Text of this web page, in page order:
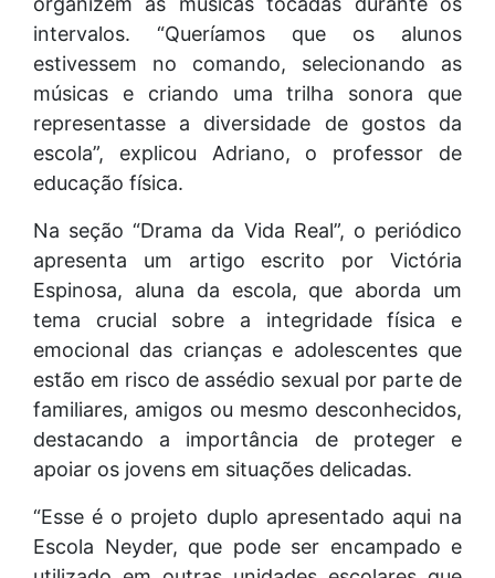
intervalos. “Queríamos que os alunos
estivessem no comando, selecionando as
músicas e criando uma trilha sonora que
representasse a diversidade de gostos da
escola”, explicou Adriano, o professor de
educação física.
Na seção “Drama da Vida Real”, o periódico
apresenta um artigo escrito por Victória
Espinosa, aluna da escola, que aborda um
tema crucial sobre a integridade física e
emocional das crianças e adolescentes que
estão em risco de assédio sexual por parte de
familiares, amigos ou mesmo desconhecidos,
destacando a importância de proteger e
apoiar os jovens em situações delicadas.
“Esse é o projeto duplo apresentado aqui na
Escola Neyder, que pode ser encampado e